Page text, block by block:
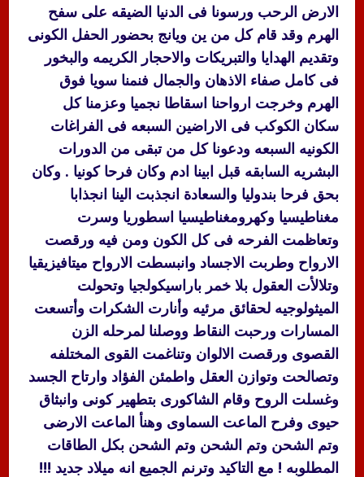
الارض الرحب ورسونا فى الدنيا الضيقه على سفح
الهرم وقد قام كل من ين ويانج بحضور الحفل الكونى
وتقديم الهدايا والتبريكات والاحجار الكريمه والبخور
فى كامل صفاء الاذهان والجمال فنمنا سويا فوق
الهرم وخرجت ارواحنا اسقاطا نجميا وعزمنا كل
سكان الكوكب فى الاراضين السبعه فى الفراغات
الكونيه السبعه ودعونا كل من تبقى من الدورات
البشريه السابقه قبل ابينا ادم وكان فرحا كونيا . وكان
بحق فرحا بندوليا والسعادة انجذبت الينا انجذابا
مغناطيسيا وكهرومغناطيسيا اسطوريا وسرت
وتعاظمت الفرحه فى كل الكون ومن فيه ورقصت
الارواح وطربت الاجساد وانبسطت الارواح ميتافيزيقيا
وتلالأت العقول بلا خمر باراسيكولجيا وتحولت
الميثولوجيه لحقائق مرئيه وأنارت الشكرات وأتسعت
المسارات ورحبت النقاط ووصلنا لمرحله الزن
القصوى ورقصت الالوان وتناغمت القوى المختلفه
وتصالحت وتوازن العقل واطمئن الفؤاد وارتاح الجسد
وغسلت الروح وقام الشاكورى بتطهير كونى وانبثاق
حيوى وفرح الماعت السماوى وهنأ الماعت الارضى
وتم الشحن وتم الشحن وتم الشحن بكل الطاقات
المطلوبه ! مع التاكيد وترنم الجميع انه ميلاد جديد !!!